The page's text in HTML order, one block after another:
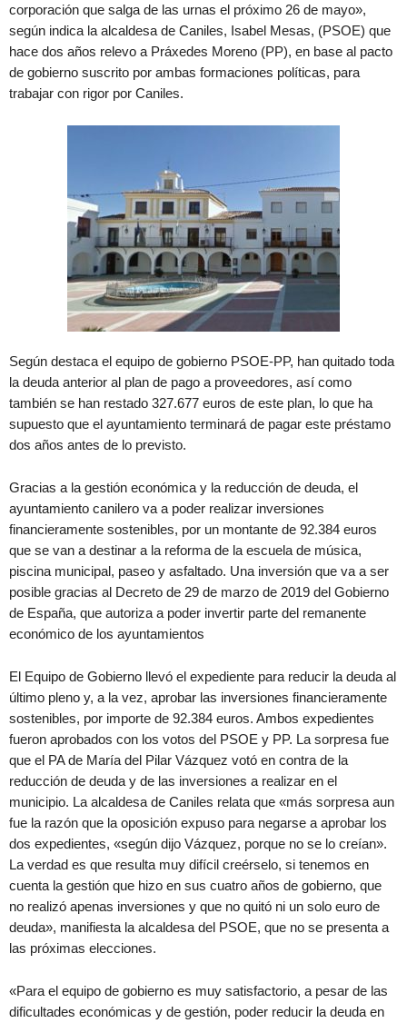
corporación que salga de las urnas el próximo 26 de mayo»,
según indica la alcaldesa de Caniles, Isabel Mesas, (PSOE) que
hace dos años relevo a Práxedes Moreno (PP), en base al pacto
de gobierno suscrito por ambas formaciones políticas, para
trabajar con rigor por Caniles.
Según destaca el equipo de gobierno PSOE-PP, han quitado toda
la deuda anterior al plan de pago a proveedores, así como
también se han restado 327.677 euros de este plan, lo que ha
supuesto que el ayuntamiento terminará de pagar este préstamo
dos años antes de lo previsto.
Gracias a la gestión económica y la reducción de deuda, el
ayuntamiento canilero va a poder realizar inversiones
financieramente sostenibles, por un montante de 92.384 euros
que se van a destinar a la reforma de la escuela de música,
piscina municipal, paseo y asfaltado. Una inversión que va a ser
posible gracias al Decreto de 29 de marzo de 2019 del Gobierno
de España, que autoriza a poder invertir parte del remanente
económico de los ayuntamientos
El Equipo de Gobierno llevó el expediente para reducir la deuda al
último pleno y, a la vez, aprobar las inversiones financieramente
sostenibles, por importe de 92.384 euros. Ambos expedientes
fueron aprobados con los votos del PSOE y PP. La sorpresa fue
que el PA de María del Pilar Vázquez votó en contra de la
reducción de deuda y de las inversiones a realizar en el
municipio. La alcaldesa de Caniles relata que «más sorpresa aun
fue la razón que la oposición expuso para negarse a aprobar los
dos expedientes, «según dijo Vázquez, porque no se lo creían».
La verdad es que resulta muy difícil creérselo, si tenemos en
cuenta la gestión que hizo en sus cuatro años de gobierno, que
no realizó apenas inversiones y que no quitó ni un solo euro de
deuda», manifiesta la alcaldesa del PSOE, que no se presenta a
las próximas elecciones.
«Para el equipo de gobierno es muy satisfactorio, a pesar de las
dificultades económicas y de gestión, poder reducir la deuda en